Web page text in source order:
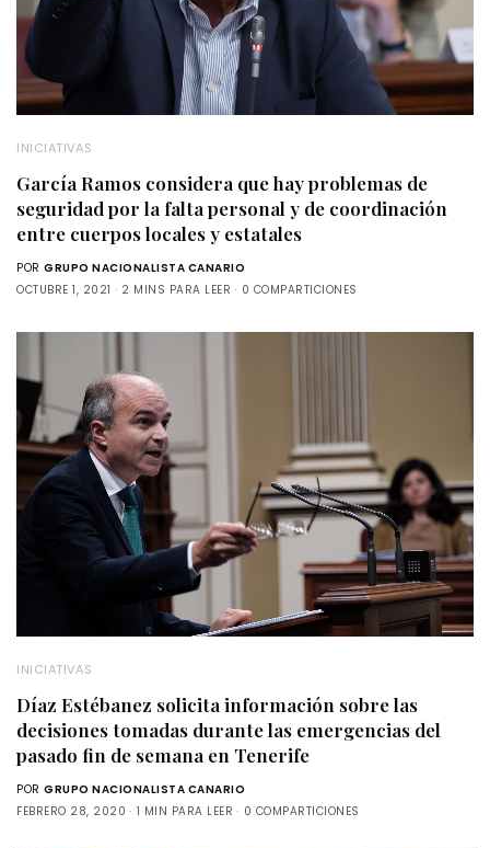
INICIATIVAS
García Ramos considera que hay problemas de
seguridad por la falta personal y de coordinación
entre cuerpos locales y estatales
POR GRUPO NACIONALISTA CANARIO
OCTUBRE 1, 2021
2 MINS PARA LEER 0 COMPARTICIONES
INICIATIVAS
Díaz Estébanez solicita información sobre las
decisiones tomadas durante las emergencias del
pasado fin de semana en Tenerife
POR GRUPO NACIONALISTA CANARIO
FEBRERO 28, 2020
1 MIN PARA LEER 0 COMPARTICIONES